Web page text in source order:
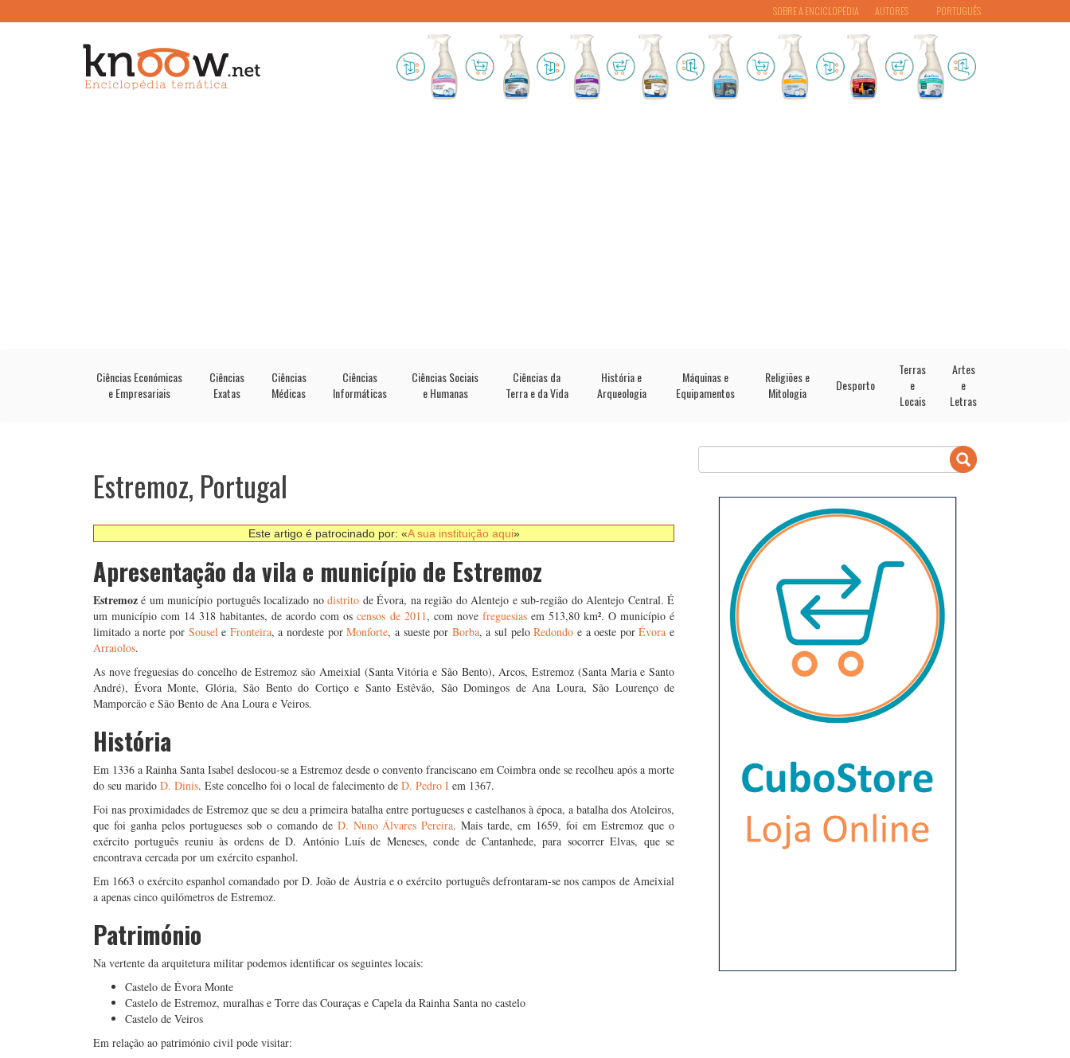
PORTUGUÊS
SOBRE A ENCICLOPÉDIA AUTORES
Ciências Económicas
e Empresariais
Ciências
Exatas
Ciências
Médicas
Ciências
Informáticas
Ciências Sociais
e Humanas
Ciências da
Terra e da Vida
História e
Arqueologia
Máquinas e
Equipamentos
Religiões e
Mitologia
Desporto
Terras
e
Locais
Artes
e
Letras
Estremoz, Portugal
Este artigo é patrocinado por: «A sua instituição aqui»
Apresentação da vila e município de Estremoz
Estremozé um município português localizado nodistrito de Évora, na região do Alentejo e sub-região do Alentejo Central. É
um município com 14 318 habitantes, de acordo com oscensos de 2011, com nove freguesiasem 513,80 km². O município é
limitado a norte por Sousele Fronteira, a nordeste porMonforte, a sueste por Borba, a sul peloRedondo e a oeste porÉvora e
Arraiolos.
As nove freguesias do concelho de Estremoz são Ameixial (Santa Vitória e São Bento), Arcos, Estremoz (Santa Maria e Santo
André), Évora Monte, Glória, São Bento do Cortiço e Santo Estêvão, São Domingos de Ana Loura, São Lourenço de
Mamporcão e São Bento de Ana Loura e Veiros.
História
Em 1336 a Rainha Santa Isabel deslocou-se a Estremoz desde o convento franciscano em Coimbra onde se recolheu após a morte
do seu marido D. Dinis. Este concelho foi o local de falecimento de D. Pedro I em 1367.
Foi nas proximidades de Estremoz que se deu a primeira batalha entre portugueses e castelhanos à época, a batalha dos Atoleiros,
que foi ganha pelos portugueses sob o comando de D. Nuno Álvares Pereira. Mais tarde, em 1659, foi em Estremoz que o
exército português reuniu às ordens de D. António Luís de Meneses, conde de Cantanhede, para socorrer Elvas, que se
encontrava cercada por um exército espanhol.
Em 1663 o exército espanhol comandado por D. João de Áustria e o exército português defrontaram-se nos campos de Ameixial
a apenas cinco quilómetros de Estremoz.
Património
Na vertente da arquitetura militar podemos identificar os seguintes locais:
Castelo de Évora Monte
Castelo de Estremoz, muralhas e Torre das Couraças e Capela da Rainha Santa no castelo
Castelo de Veiros
Em relação ao património civil pode visitar: